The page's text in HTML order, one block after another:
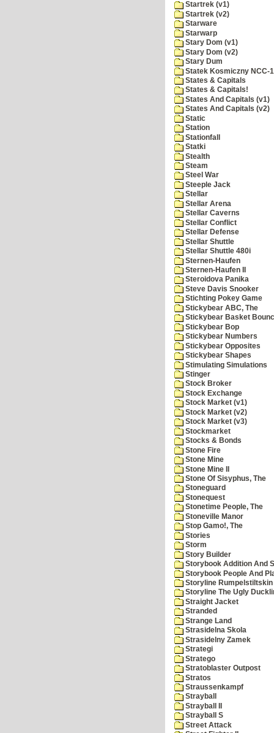
Startrek (v1)
Startrek (v2)
Starware
Starwarp
Stary Dom (v1)
Stary Dom (v2)
Stary Dum
Statek Kosmiczny NCC-
States & Capitals
States & Capitals!
States And Capitals (v1)
States And Capitals (v2)
Static
Station
Stationfall
Statki
Stealth
Steam
Steel War
Steeple Jack
Stellar
Stellar Arena
Stellar Caverns
Stellar Conflict
Stellar Defense
Stellar Shuttle
Stellar Shuttle 480i
Sternen-Haufen
Sternen-Haufen II
Steroidova Panika
Steve Davis Snooker
Stichting Pokey Game
Stickybear ABC, The
Stickybear Basket
Stickybear Bop
Stickybear Numbers
Stickybear Opposites
Stickybear Shapes
Stimulating Simulations
Stinger
Stock Broker
Stock Exchange
Stock Market (v1)
Stock Market (v2)
Stock Market (v3)
Stockmarket
Stocks & Bonds
Stone Fire
Stone Mine
Stone Mine II
Stone Of Sisyphus, The
Stoneguard
Stonequest
Stonetime People, The
Stoneville Manor
Stop Gamo!, The
Stories
Storm
Story Builder
Storybook Addition And
Storybook People And
Storyline Rumpelstiltskin
Storyline The Ugly
Straight Jacket
Stranded
Strange Land
Strasidelna Skola
Strasidelny Zamek
Strategi
Stratego
Stratoblaster Outpost
Stratos
Straussenkampf
Strayball
Strayball II
Strayball S
Street Attack